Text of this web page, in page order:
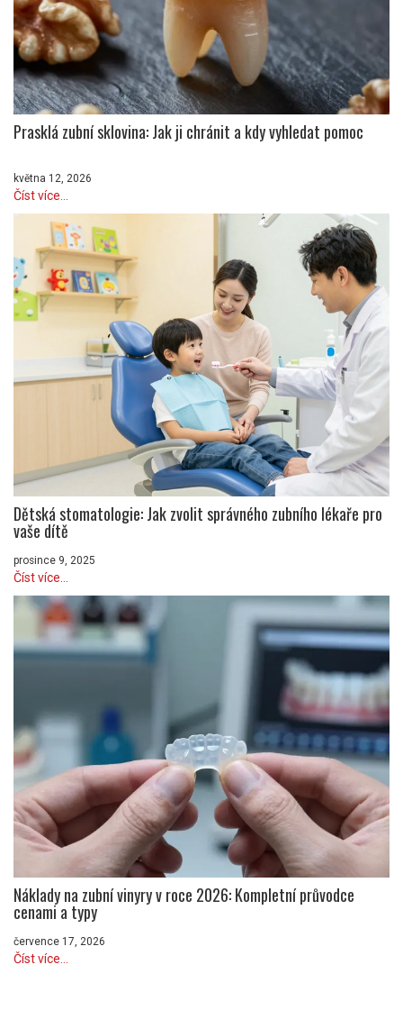
Prasklá zubní sklovina: Jak ji chránit a kdy vyhledat pomoc
května 12, 2026
Číst více...
Dětská stomatologie: Jak zvolit správného zubního lékaře pro
vaše dítě
prosince 9, 2025
Číst více...
Náklady na zubní vinyry v roce 2026: Kompletní průvodce
cenami a typy
července 17, 2026
Číst více...